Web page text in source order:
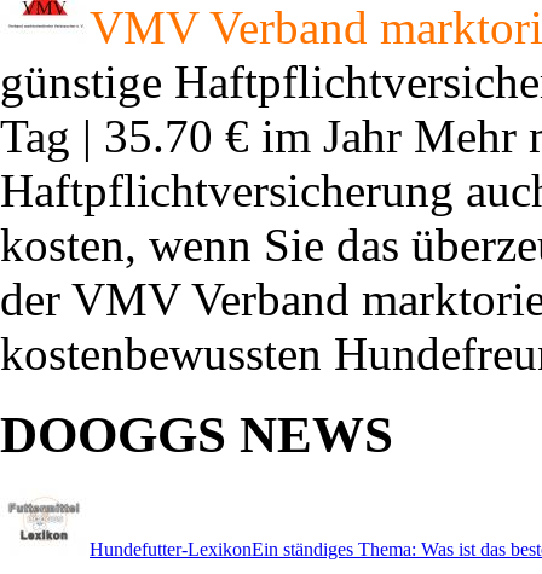
VMV Verband
günstige
Tag | 35.70 € im Jahr Mehr
Haftpflichtversicherung
kosten, wenn Sie das
der VMV Verband
kostenbewussten
DOOGGS NEWS
Hundefutter-LexikonEin ständiges Thema: Was ist das